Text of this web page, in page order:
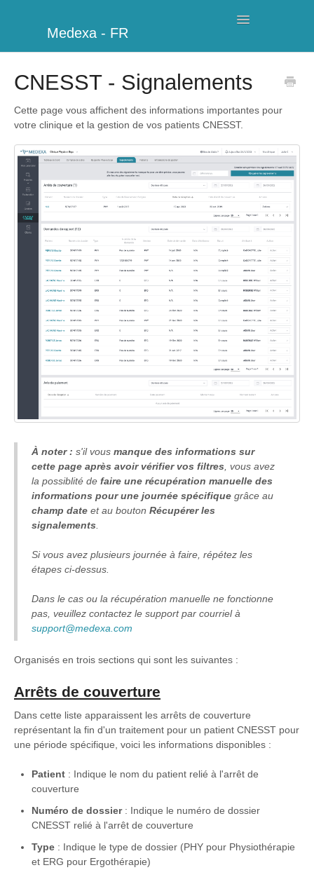
Medexa - FR
Toggle
Gestion
Informations complémentaires
Mon compte
Modules supplémentaires
Formations
CNESST - Signalements
Cette page vous affichent des informations importantes pour
votre clinique et la gestion de vos patients CNESST.
À noter : s'il vous manque des informations sur
cette page après avoir vérifier vos filtres , vous avez
la possiblité de faire une récupération manuelle des
informations pour une journée spécifique grâce au
champ date et au bouton Récupérer les
signalements
Si vous avez plusieurs journée à faire, répétez les
étapes ci-dessus.
Dans le cas ou la récupération manuelle ne fonctionne
pas, veuillez contactez le support par courriel à
support@medexa.com
Organisés en trois sections qui sont les suivantes :
Arrêts de couverture
Dans cette liste apparaissent les arrêts de couverture
représentant la fin d'un traitement pour un patient CNESST pour
une période spécifique, voici les informations disponibles :
Patient : Indique le nom du patient relié à l'arrêt de
couverture
Numéro de dossier : Indique le numéro de dossier
CNESST relié à l'arrêt de couverture
Type : Indique le type de dossier (PHY pour Physiothérapie
et ERG pour Ergothérapie)